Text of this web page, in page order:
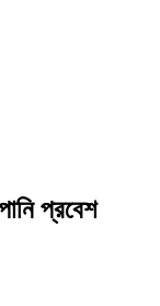
প্রবেশ